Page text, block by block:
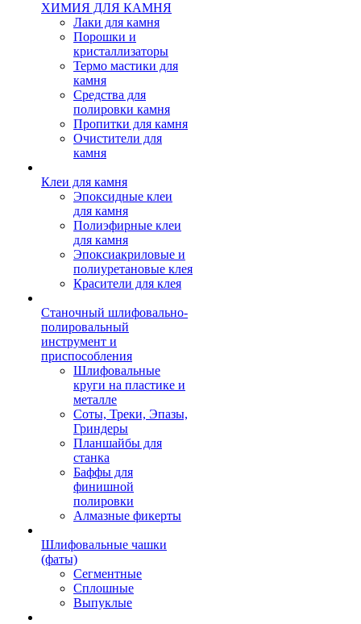
ХИМИЯ ДЛЯ КАМНЯ
Лаки для камня
Порошки и
кристаллизаторы
Термо мастики для
камня
Средства для
полировки камня
Пропитки для камня
Очистители для
камня
Клеи для камня
Эпоксидные клеи
для камня
Полиэфирные клеи
для камня
Эпоксиакриловые и
полиуретановые клея
Красители для клея
Станочный шлифовально-
полировальный
инструмент и
приспособления
Шлифовальные
круги на пластике и
металле
Соты, Треки, Эпазы,
Гриндеры
Планшайбы для
станка
Баффы для
финишной
полировки
Алмазные фикерты
Шлифовальные чашки
(фаты)
Сегментные
Сплошные
Выпуклые